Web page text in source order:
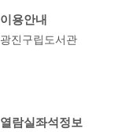
이용안내
광진구립도서관
열람실좌석정보